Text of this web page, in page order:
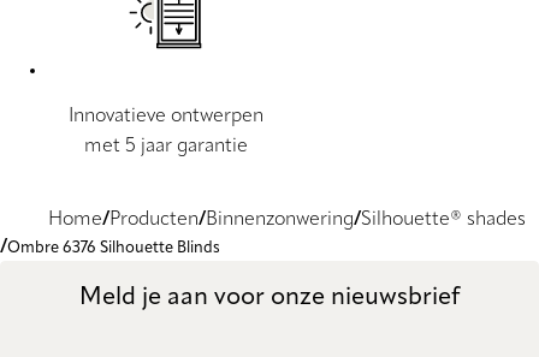
Innovatieve ontwerpen
met 5 jaar garantie
Home Producten Binnenzonwering Silhouette® shades
Ombre 6376 Silhouette Blinds
Meld je aan voor onze nieuwsbrief